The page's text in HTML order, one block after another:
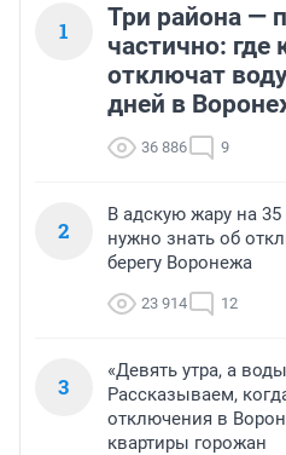
1
Три района —
частично: где
отключат
дней в
36 886 9
2
В адскую жару на
нужно знать об
берегу Воронежа
23 914 12
3
«Девять утра, а
Рассказываем,
отключения в
квартиры горожан